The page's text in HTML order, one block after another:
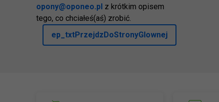
opony@oponeo.pl z krótkim opisem
tego, co chciałeś(aś) zrobić.
ep_txtPrzejdzDoStronyGlownej